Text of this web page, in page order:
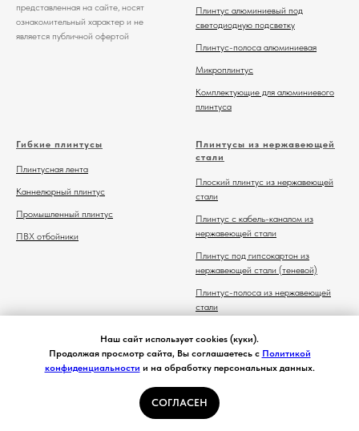
Наш сайт использует cookies (куки).
Продолжая просмотр сайта, Вы соглашаетесь с Политикой
конфиденциальности и на обработку персональных данных.
СОГЛАСЕН
Контакты
представленная на сайте, носят
ознакомительный характер и не
является публичной офертой
Плинтус алюминиевый под
светодиодную подсветку
Плинтус-полоса алюминиевая
Микроплинтус
Комплектующие для алюминиевого
плинтуса
Гибкие плинтусы
Плинтусная лента
Каннелюрный плинтус
Промышленный плинтус
ПВХ отбойники
Плинтусы из нержавеющей
стали
Плоский плинтус из нержавеющей
стали
Плинтус с кабель-каналом из
нержавеющей стали
Плинтус под гипсокартон из
нержавеющей стали (теневой)
Плинтус-полоса из нержавеющей
стали
нержавеющей стали